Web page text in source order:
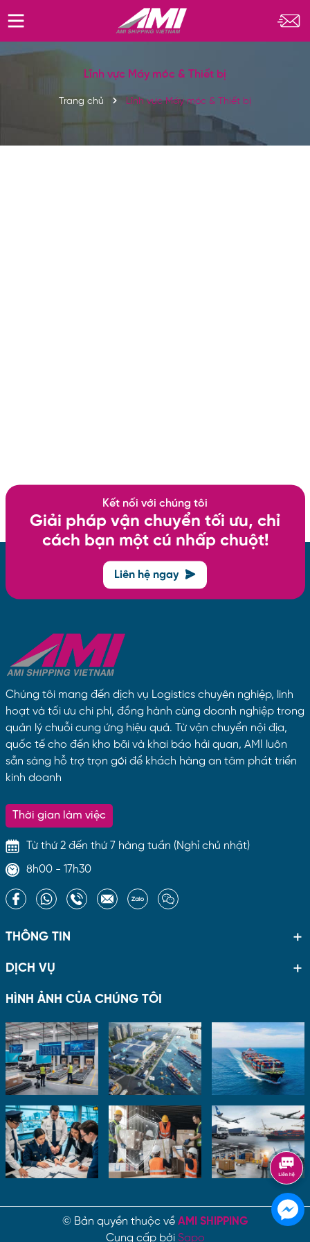
Lĩnh vực Máy móc & Thiết bị
Trang chủ Lĩnh vực Máy móc & Thiết bị
Kết nối với chúng tôi
Giải pháp vận chuyển tối ưu, chỉ
cách bạn một cú nhấp chuột!
Liên hệ ngay
Chúng tôi mang đến dịch vụ Logistics chuyên nghiệp, linh
hoạt và tối ưu chi phí, đồng hành cùng doanh nghiệp trong
quản lý chuỗi cung ứng hiệu quả. Từ vận chuyển nội địa,
quốc tế cho đến kho bãi và khai báo hải quan, AMI luôn
sẵn sàng hỗ trợ trọn gói để khách hàng an tâm phát triển
kinh doanh
Thời gian làm việc
Từ thứ 2 đến thứ 7 hàng tuần (Nghỉ chủ nhật)
8h00 - 17h30
THÔNG TIN
DỊCH VỤ
HÌNH ẢNH CỦA CHÚNG TÔI
© Bản quyền thuộc về AMI SHIPPING
Cung cấp bởi Sapo